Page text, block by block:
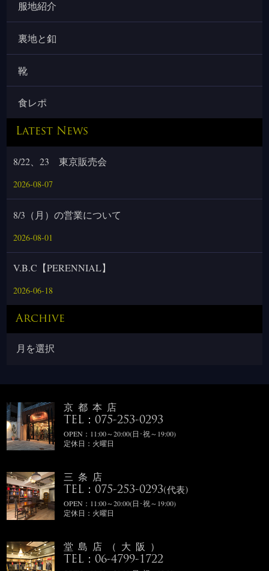
服地紹介
裏地と釦
靴
食レポ
Latest News
8/22、23 東京販売会
2026-08-07
8/3（月）の営業について
2026-08-01
V.B.C【PERENNIAL】
2026-06-18
Archive
京都本店
TEL：075-253-0293
OPEN：11:00～20:00(日･祝～19:00)
定休日：火曜日
三条店
TEL：075-253-0293(代表)
OPEN：11:00～20:00(日･祝～19:00)
定休日：火曜日
堂島店（大阪）
TEL：06-4799-1722